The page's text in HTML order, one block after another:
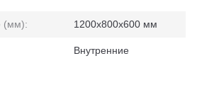
(мм): 1200x800x600 мм
Внутренние